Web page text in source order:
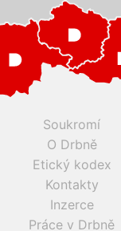
Soukromí
O Drbně
Etický kodex
Kontakty
Inzerce
Práce v Drbně